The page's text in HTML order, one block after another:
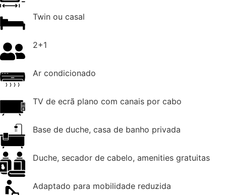
Twin ou casal
2+1
Ar condicionado
TV de ecrã plano com canais por cabo
Base de duche, casa de banho privada
Duche, secador de cabelo, amenities gratuitas
Adaptado para mobilidade reduzida